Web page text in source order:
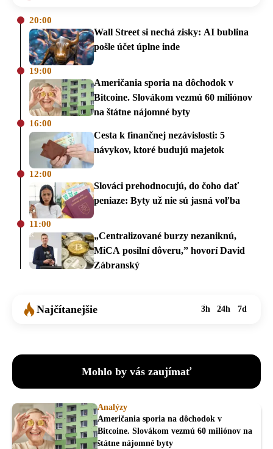
20:00
Wall Street si nechá zisky: AI bublina
pošle účet úplne inde
19:00
Američania sporia na dôchodok v
Bitcoine. Slovákom vezmú 60 miliónov
na štátne nájomné byty
16:00
Cesta k finančnej nezávislosti: 5
návykov, ktoré budujú majetok
12:00
Slováci prehodnocujú, do čoho dať
peniaze: Byty už nie sú jasná voľba
11:00
„Centralizované burzy nezaniknú,
MiCA posilní dôveru,” hovorí David
Zábranský
Najčítanejšie 3h 24h 7d
Mohlo by vás zaujímať
Analýzy
Američania sporia na dôchodok v
Bitcoine. Slovákom vezmú 60 miliónov na
štátne nájomné byty